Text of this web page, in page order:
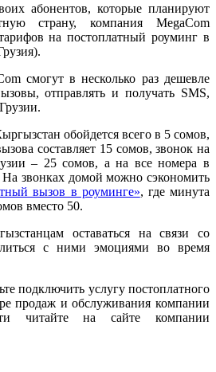
абонентов, которые планируют
страну, компания MegaCom
на постоплатный роуминг в
смогут в несколько раз дешевле
отправлять и получать SMS,
обойдется всего в 5 сомов,
составляет 15 сомов, звонок на
– 25 сомов, а на все номера в
звонках домой можно сэкономить
вызов в роуминге», где минута
вместо 50.
оставаться на связи со
с ними эмоциями во время
подключить услугу постоплатного
продаж и обслуживания компании
читайте на сайте компании